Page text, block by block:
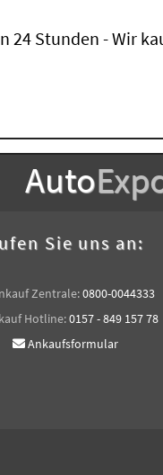
Stunden - Wir
Auto
Sie uns an:
Zentrale:0800-0044333
Hotline:0157 - 849 157 78
Ankaufsformular